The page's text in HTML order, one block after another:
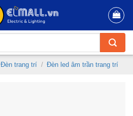
Đèn trang trí / Đèn led âm trần trang trí